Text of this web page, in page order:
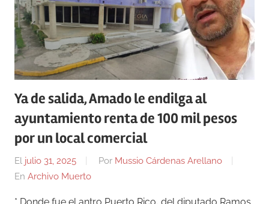
Ya de salida, Amado le endilga al
ayuntamiento renta de 100 mil pesos
por un local comercial
El julio 31, 2025 Por Mussio Cárdenas Arellano
En Archivo Muerto